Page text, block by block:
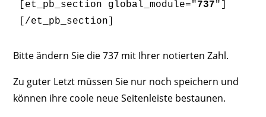
[et_pb_section global_module="737"]
[/et_pb_section]
Bitte ändern Sie die 737 mit Ihrer notierten Zahl.
Zu guter Letzt müssen Sie nur noch speichern und
können ihre coole neue Seitenleiste bestaunen.